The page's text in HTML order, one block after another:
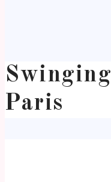
Swinging
Paris